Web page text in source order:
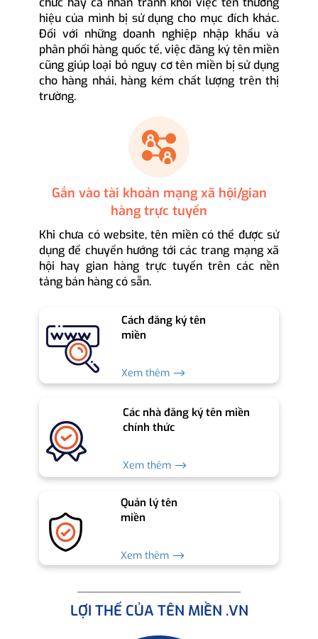
hiệu của mình bị sử dụng cho mục đích khác.
Đối với những doanh nghiệp nhập khẩu và
phân phối hàng quốc tế, việc đăng ký tên miền
cũng giúp loại bỏ nguy cơ tên miền bị sử dụng
cho hàng nhái, hàng kém chất lượng trên thị
trường.
Gắn vào tài khoản mạng xã hội/gian
hàng trực tuyến
Khi chưa có website, tên miền có thể được sử
dụng để chuyển hướng tới các trang mạng xã
hội hay gian hàng trực tuyến trên các nền
tảng bán hàng có sẵn.
Cách đăng ký tên
miền
Xem thêm ⟶
Các nhà đăng ký tên miền
chính thức
Xem thêm ⟶
Quản lý tên
miền
Xem thêm ⟶
LỢI THẾ CỦA TÊN MIỀN .VN